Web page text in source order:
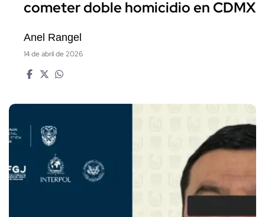
cometer doble homicidio en CDMX
Anel Rangel
14 de abril de 2026